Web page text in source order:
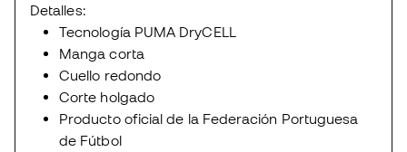
Detalles:
Tecnología PUMA DryCELL
Manga corta
Cuello redondo
Corte holgado
Producto oficial de la Federación Portuguesa
de Fútbol